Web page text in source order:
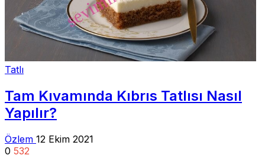
Tatlı
Tam Kıvamında Kıbrıs Tatlısı Nasıl
Yapılır?
Özlem 12 Ekim 2021
0 532